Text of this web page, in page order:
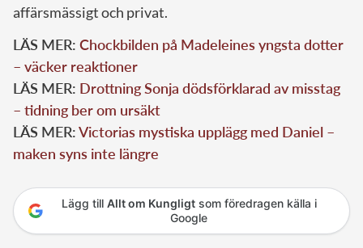
affärsmässigt och privat.
LÄS MER: Chockbilden på Madeleines yngsta dotter
– väcker reaktioner
LÄS MER: Drottning Sonja dödsförklarad av misstag
– tidning ber om ursäkt
LÄS MER:Victorias mystiska upplägg med Daniel –
maken syns inte längre
Lägg till Allt om Kungligtsom föredragen källa i
Google